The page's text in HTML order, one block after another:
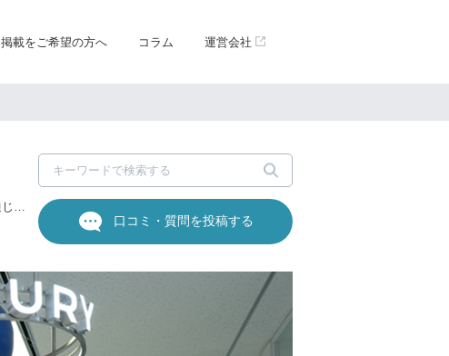
掲載をご希望の方へ コラム 運営会社
セールスプロモーション 短期的な売上増加だけでなく、長期的なブランド価値の向上を通じて、新規顧客の獲得や顧客ロイヤルティの向上をサポートします。 エデュケーション 専門学校や日本語教育を通じて個人やコミュニティの発展に寄与し、未来の価値ある人材を育てます。 エンターテインメント 大人から子供まで、夢と冒険を追求する人々に驚きと感動の体験を提供します。 キッズテーマパークや劇場など幅広く運営しています。 アウトソーシング 部分的な業務から中長期的なBPOまで、バックオフィス業務にとどまらないコンタクトセンターや多様な事務局など、用途に合わせたサポートを提供します。 通信制高等学校 学生それぞれが持つ個を大切にしたいという想いから、自由度の高い「通信制」に着目し、精華学園の分校として現在は北海道・新潟・東京（2校）・神奈川・千葉（2校）・沖縄に8校を運営。
口コミ・質問を投稿する